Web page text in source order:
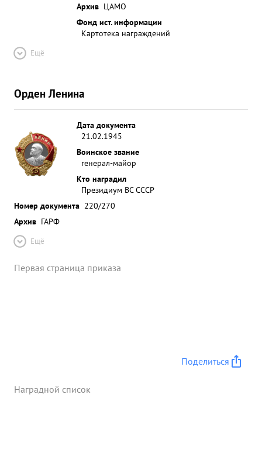
Архив ЦАМО
Фонд ист. информации
Картотека награждений
Ещё
Орден Ленина
Дата документа
21.02.1945
Воинское звание
генерал-майор
Кто наградил
Президиум ВС СССР
Номер документа 220/270
Архив ГАРФ
Ещё
Первая страница приказа
Поделиться
Наградной список